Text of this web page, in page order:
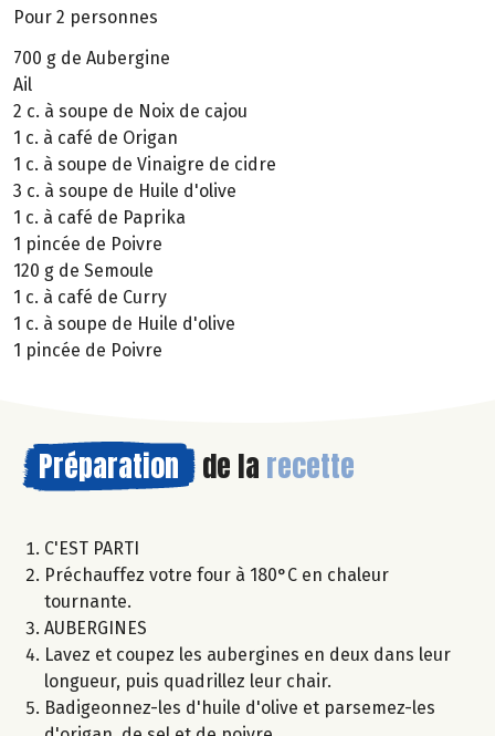
Pour 2 personnes
700 g de Aubergine
Ail
2 c. à soupe de Noix de cajou
1 c. à café de Origan
1 c. à soupe de Vinaigre de cidre
3 c. à soupe de Huile d'olive
1 c. à café de Paprika
1 pincée de Poivre
120 g de Semoule
1 c. à café de Curry
1 c. à soupe de Huile d'olive
1 pincée de Poivre
Préparation de la recette
C'EST PARTI
Préchauffez votre four à 180°C en chaleur
tournante.
AUBERGINES
Lavez et coupez les aubergines en deux dans leur
longueur, puis quadrillez leur chair.
Badigeonnez-les d'huile d'olive et parsemez-les